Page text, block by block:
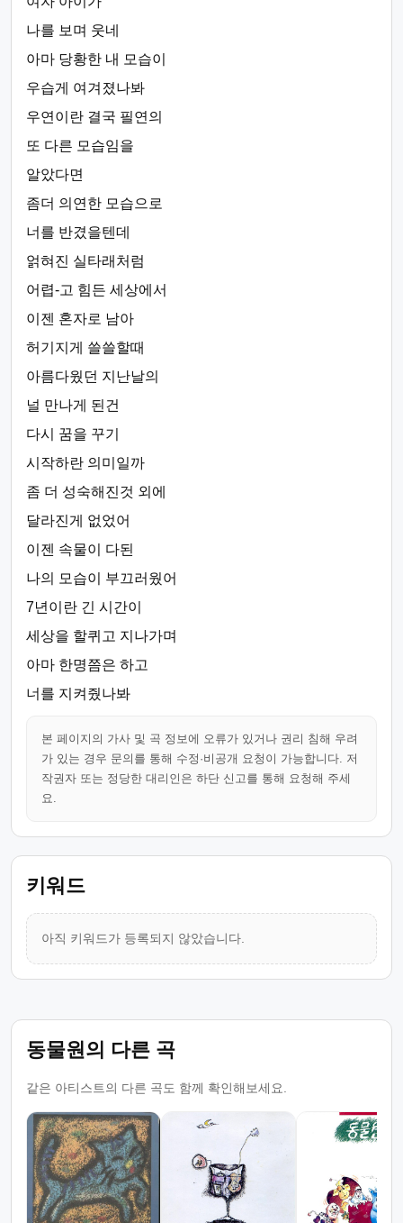
나를 보며 웃네
아마 당황한 내 모습이
우습게 여겨졌나봐
우연이란 결국 필연의
또 다른 모습임을
알았다면
좀더 의연한 모습으로
너를 반겼을텐데
얽혀진 실타래처럼
어렵-고 힘든 세상에서
이젠 혼자로 남아
허기지게 쓸쓸할때
아름다웠던 지난날의
널 만나게 된건
다시 꿈을 꾸기
시작하란 의미일까
좀 더 성숙해진것 외에
달라진게 없었어
이젠 속물이 다된
나의 모습이 부끄러웠어
7년이란 긴 시간이
세상을 할퀴고 지나가며
아마 한명쯤은 하고
너를 지켜줬나봐
본 페이지의 가사 및 곡 정보에 오류가 있거나 권리 침해 우려
가 있는 경우 문의를 통해 수정·비공개 요청이 가능합니다. 저
작권자 또는 정당한 대리인은 하단 신고를 통해 요청해 주세
요.
키워드
아직 키워드가 등록되지 않았습니다.
동물원의 다른 곡
같은 아티스트의 다른 곡도 함께 확인해보세요.